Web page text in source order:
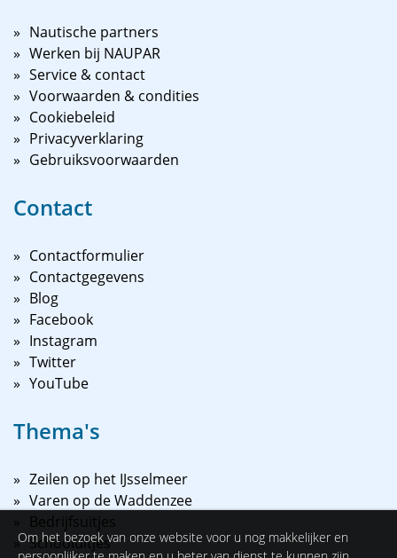
Nautische partners
Werken bij NAUPAR
Service & contact
Voorwaarden & condities
Cookiebeleid
Privacyverklaring
Gebruiksvoorwaarden
Contact
Contactformulier
Contactgegevens
Blog
Facebook
Instagram
Twitter
YouTube
Thema's
Zeilen op het IJsselmeer
Varen op de Waddenzee
Bedrijfsuitjes
Schooluitjes
Om het bezoek van onze website voor u nog makkelijker en